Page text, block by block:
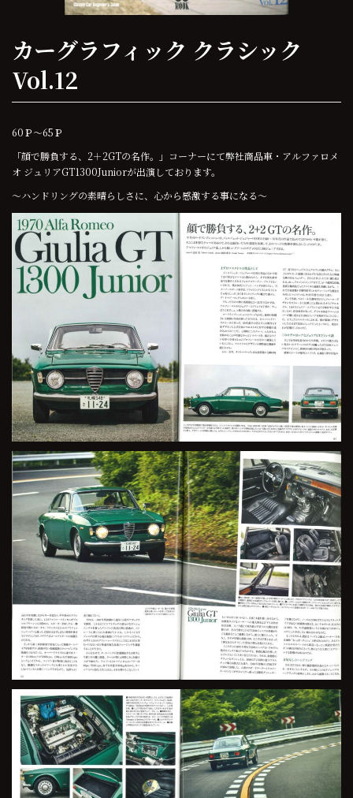
カーグラフィック クラシック
Vol.12
60Ｐ～65Ｐ
「顔で勝負する、2＋2GTの名作。」コーナーにて弊社商品車・アルファロメ
オ ジュリアGT1300Juniorが出演しております。
～ハンドリングの素晴らしさに、心から感激する事になる～